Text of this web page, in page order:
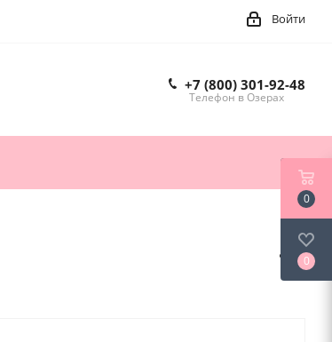
Войти
+7 (800) 301-92-48
Телефон в Озерах
0
0